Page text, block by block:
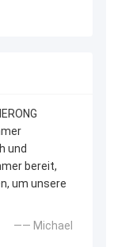
und
bereit,
um unsere
—— Michael